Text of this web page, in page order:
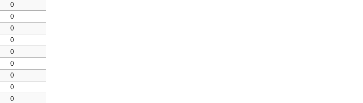
0
0
0
0
0
0
0
0
0